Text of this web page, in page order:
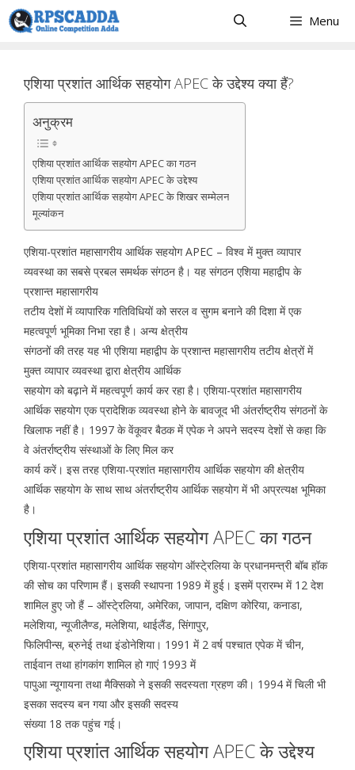
Skip
to
Menu
एशिया प्रशांत आर्थिक सहयोग APEC के उद्देश्य क्या हैं?
अनुक्रम
एशिया प्रशांत आर्थिक सहयोग APEC का गठन
एशिया प्रशांत आर्थिक सहयोग APEC के उद्देश्य
एशिया प्रशांत आर्थिक सहयोग APEC के शिखर सम्मेलन
मूल्यांकन
एशिया-प्रशांत महासागरीय आर्थिक सहयोग APEC – विश्व में मुक्त व्यापार
व्यवस्था का सबसे प्रबल समर्थक संगठन है। यह संगठन एशिया महाद्वीप के
प्रशान्त महासागरीय
तटीय देशों में व्यापारिक गतिविधियों को सरल व सुगम बनाने की दिशा में एक
महत्वपूर्ण भूमिका निभा रहा है। अन्य क्षेत्रीय
संगठनों की तरह यह भी एशिया महाद्वीप के प्रशान्त महासागरीय तटीय क्षेत्रों में
मुक्त व्यापार व्यवस्था द्वारा क्षेत्रीय आर्थिक
सहयोग को बढ़ाने में महत्वपूर्ण कार्य कर रहा है। एशिया-प्रशांत महासागरीय
आर्थिक सहयोग एक प्रादेशिक व्यवस्था होने के बावजूद भी अंतर्राष्ट्रीय संगठनों के
खिलाफ नहीं है। 1997 के वेंकूवर बैठक में एपेक ने अपने सदस्य देशों से कहा कि
वे अंतर्राष्ट्रीय संस्थाओं के लिए मिल कर
कार्य करें। इस तरह एशिया-प्रशांत महासागरीय आर्थिक सहयोग की क्षेत्रीय
आर्थिक सहयोग के साथ साथ अंतर्राष्ट्रीय आर्थिक सहयोग में भी अप्रत्यक्ष भूमिका
है।
एशिया प्रशांत आर्थिक सहयोग APEC का गठन
एशिया-प्रशांत महासागरीय आर्थिक सहयोग ऑस्टे्रलिया के प्रधानमन्त्री बॉब हॉक
की सोच का परिणाम हैं। इसकी स्थापना 1989 में हुई। इसमें प्रारम्भ में 12 देश
शामिल हुए जो हैं – ऑस्टे्रलिया, अमेरिका, जापान, दक्षिण कोरिया, कनाडा,
मलेशिया, न्यूजीलैण्ड, मलेशिया, थाईलैंड, सिंगापुर,
फिलिपीन्स, ब्रुनेई तथा इंडोनेशिया। 1991 में 2 वर्ष पश्चात एपेक में चीन,
ताईवान तथा हांगकांग शामिल हो गाएं 1993 में
पापुआ न्यूगायना तथा मैक्सिको ने इसकी सदस्यता ग्रहण की। 1994 में चिली भी
इसका सदस्य बन गया और इसकी सदस्य
संख्या 18 तक पहुंच गई।
एशिया प्रशांत आर्थिक सहयोग APEC के उद्देश्य